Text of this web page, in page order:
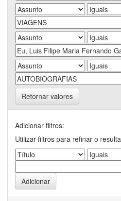
Retornar valores
Adicionar filtros:
Utilizar filtros para refinar o